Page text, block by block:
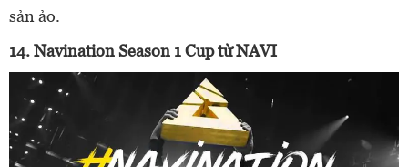
sản ảo.
14. Navination Season 1 Cup từ NAVI